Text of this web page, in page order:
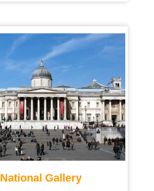
National Gallery